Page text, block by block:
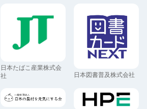
日本たばこ産業株式会
社
日本図書普及株式会社